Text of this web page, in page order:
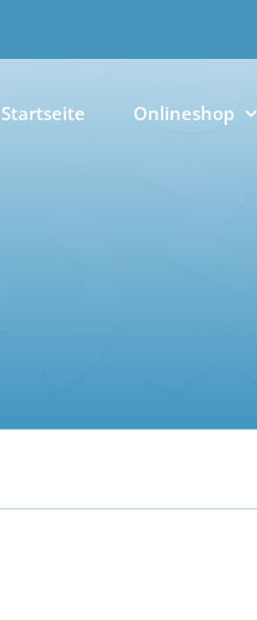
Startseite Onlineshop